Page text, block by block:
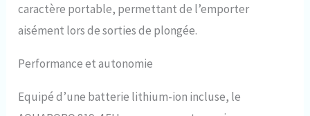
caractère portable, permettant de l’emporter
aisément lors de sorties de plongée.
Performance et autonomie
Equipé d’une batterie lithium-ion incluse, le